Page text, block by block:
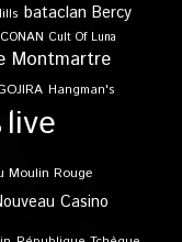
bataclan Bercy
CONAN Cult Of Luna
Montmartre
Hangman's
live
Moulin Rouge
Casino